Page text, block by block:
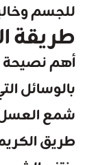
للجسم
طريقة
أهم نصيحة
بالوسائل
شمع العسل
طريق